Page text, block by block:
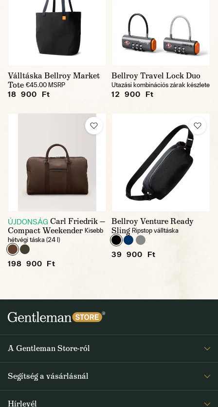
Válltáska Bellroy Market
Tote €45.00 MSRP
18 900 Ft
Bellroy Travel Lock Duo
Utazási kombinációs zárak készlete
12 900 Ft
ÚJDONSÁG Carl Friedrik —
Compact Weekender Kisebb
hétvégi táska (24 l)
198 900 Ft
Bellroy Venture Ready
Sling Ripstop válltáska
39 900 Ft
A Gentleman Store-ról
Rólunk
Journal
Segítség a vásárlásnál
Hírlevél